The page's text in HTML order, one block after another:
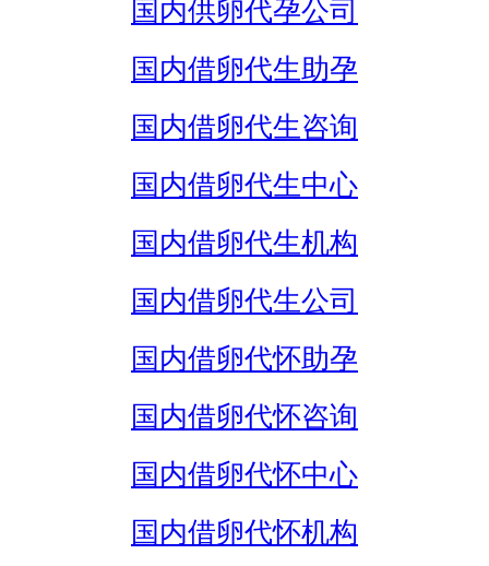
国内供卵代孕公司
国内借卵代生助孕
国内借卵代生咨询
国内借卵代生中心
国内借卵代生机构
国内借卵代生公司
国内借卵代怀助孕
国内借卵代怀咨询
国内借卵代怀中心
国内借卵代怀机构